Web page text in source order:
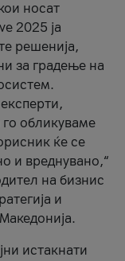
носат
2025 ја
решенија,
за градење на
обликуваме
ќе се
и вреднувано,“
на бизнис
и
истакнати